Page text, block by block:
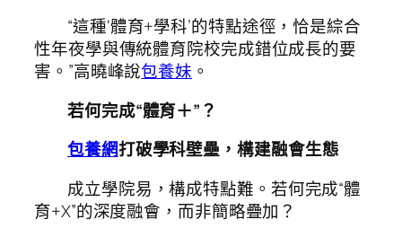
“這種‘體育+學科’的特點途徑，恰是綜合
性年夜學與傳統體育院校完成錯位成長的要
害。”高曉峰說包養妹 。
若何完成“體育＋”？
包養網打破學科壁壘，構建融會生態
成立學院易，構成特點難。若何完成“體
育+X”的深度融會，而非簡略疊加？